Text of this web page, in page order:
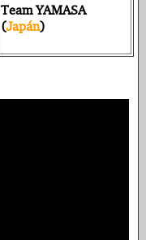
Team YAMASA
(Japán)